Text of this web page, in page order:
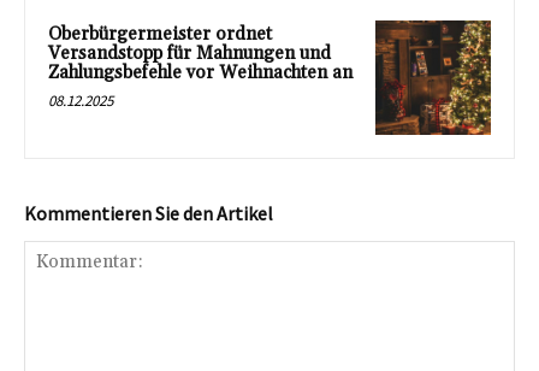
Oberbürgermeister ordnet
Versandstopp für Mahnungen und
Zahlungsbefehle vor Weihnachten an
08.12.2025
Kommentieren Sie den Artikel